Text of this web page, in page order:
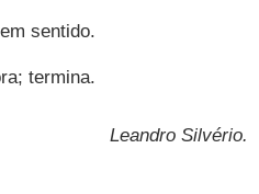
sentido.
termina.
Leandro Silvério.